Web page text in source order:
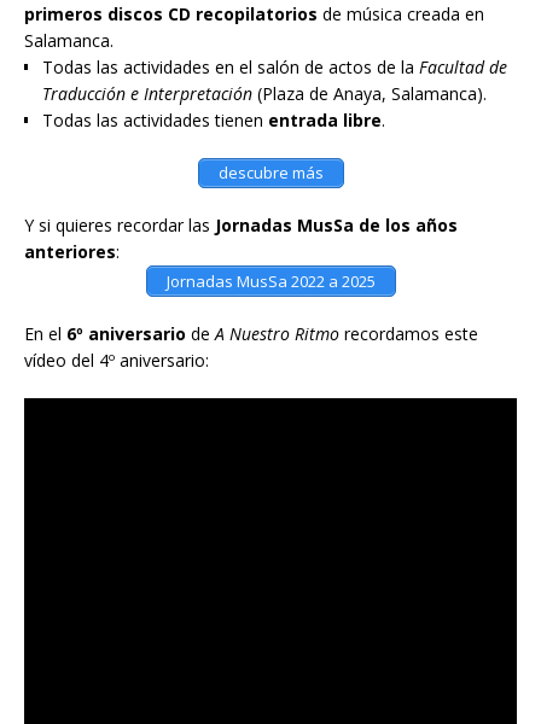
primeros discos CD recopilatorios de música creada en
Salamanca.
Todas las actividades en el salón de actos de la Facultad de
Traducción e Interpretación (Plaza de Anaya, Salamanca).
Todas las actividades tienen entrada libre.
descubre más
Y si quieres recordar las Jornadas MusSa de los años
anteriores:
Jornadas MusSa 2022 a 2025
En el 6º aniversario de A Nuestro Ritmo recordamos este
vídeo del 4º aniversario: